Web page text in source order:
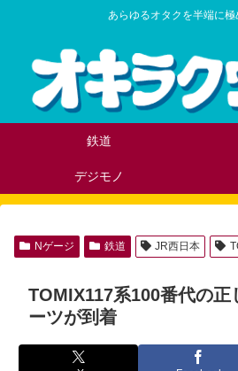
あらゆるオタクを半端に
鉄道
デジモノ
Nゲージ 鉄道 JR西日本
TOMIX117系100番代の正
ーツが到着